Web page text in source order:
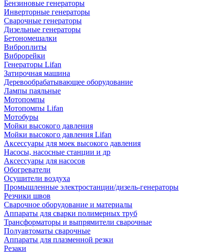
Бензиновые генераторы
Инверторные генераторы
Сварочные генераторы
Дизельные генераторы
Бетономешалки
Виброплиты
Виброрейки
Генераторы Lifan
Затирочная машина
Деревообрабатывающее оборудование
Лампы паяльные
Мотопомпы
Мотопомпы Lifan
Мотобуры
Мойки высокого давления
Мойки высокого давления Lifan
Аксессуары для моек высокого давления
Насосы, насосные станции и др
Аксессуары для насосов
Обогреватели
Осушители воздуха
Промышленные электростанции/дизель-генераторы
Резчики швов
Сварочное оборудование и материалы
Аппараты для сварки полимерных труб
Трансформаторы и выпрямители сварочные
Полуавтоматы сварочные
Аппараты для плазменной резки
Резаки